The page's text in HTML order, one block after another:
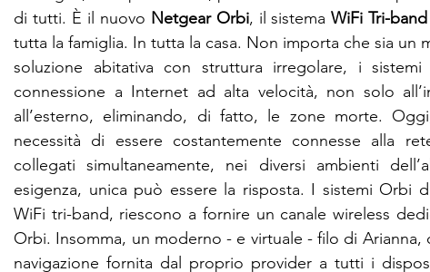
di tutti. È il nuovo Netgear Orbi, il sistema WiFi Tri-band
tutta la famiglia. In tutta la casa. Non importa che sia un
soluzione abitativa con struttura irregolare, i
connessione a Internet ad alta velocità, non solo
all’esterno, eliminando, di fatto, le zone morte.
necessità di essere costantemente connesse alla
collegati simultaneamente, nei diversi ambienti
esigenza, unica può essere la risposta. I sistemi Orbi
WiFi tri-band, riescono a fornire un canale wireless
Orbi. Insomma, un moderno - e virtuale - filo di Arianna,
navigazione fornita dal proprio provider a tutti i